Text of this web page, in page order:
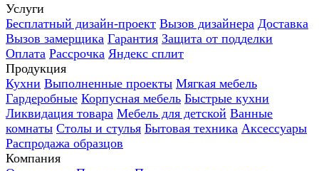
Услуги
Бесплатный дизайн-проект Вызов дизайнера Доставка
Вызов замерщика Гарантия Защита от подделки
Оплата Рассрочка Яндекс сплит
Продукция
Кухни Выполненные проекты Мягкая мебель
Гардеробные Корпусная мебель Быстрые кухни
Ликвидация товара Мебель для детской Ванные
комнаты Столы и стулья Бытовая техника Аксессуары
Распродажа образцов
Компания